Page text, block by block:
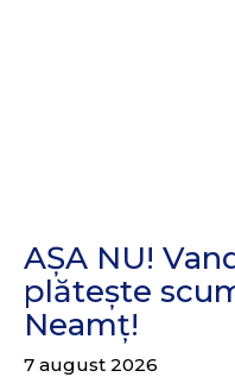
AȘA NU!
plătește
Neamț!
7 august 2026